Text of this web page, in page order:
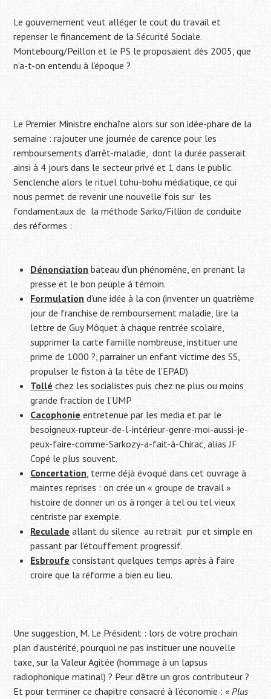
Le gouvernement veut alléger le cout du travail et
repenser le financement de la Sécurité Sociale.
Montebourg/Peillon et le PS le proposaient dès 2005, que
n’a-t-on entendu à l’époque ?
Le Premier Ministre enchaîne alors sur son idée-phare de la
semaine : rajouter une journée de carence pour les
remboursements d’arrêt-maladie, dont la durée passerait
ainsi à 4 jours dans le secteur privé et 1 dans le public.
S’enclenche alors le rituel tohu-bohu médiatique, ce qui
nous permet de revenir une nouvelle fois sur les
fondamentaux de laméthode Sarko/Fillion de conduite
des réformes :
Dénonciation bateau d’un phénomène, en prenant la
presse et le bon peuple à témoin.
Formulation d’une idée à la con (inventer un quatrième
jour de franchise de remboursement maladie, lire la
lettre de Guy Môquet à chaque rentrée scolaire,
supprimer la carte famille nombreuse, instituer une
prime de 1000 ?, parrainer un enfant victime des SS,
propulser le fiston à la tête de l’EPAD)
Tollé chez les socialistes puis chez ne plus ou moins
grande fraction de l’UMP
Cacophonie entretenue par les media et par le
besoigneux-rupteur-de-l-intérieur-genre-moi-aussi-je-
peux-faire-comme-Sarkozy-a-fait-à-Chirac, alias JF
Copé le plus souvent.
Concertation, terme déjà évoqué dans cet ouvrage à
maintes reprises : on crée un « groupe de travail »
histoire de donner un os à ronger à tel ou tel vieux
centriste par exemple.
Reculade allant du silence au retrait pur et simple en
passant par l’étouffement progressif.
Esbroufe consistant quelques temps après à faire
croire que la réforme a bien eu lieu.
Une suggestion, M. Le Président : lors de votre prochain
plan d’austérité, pourquoi ne pas instituer une nouvelle
taxe, sur la Valeur Agitée (hommage à un lapsus
radiophonique matinal) ? Peur d’être un gros contributeur ?
Et pour terminer ce chapitre consacré à l’économie :« Plus